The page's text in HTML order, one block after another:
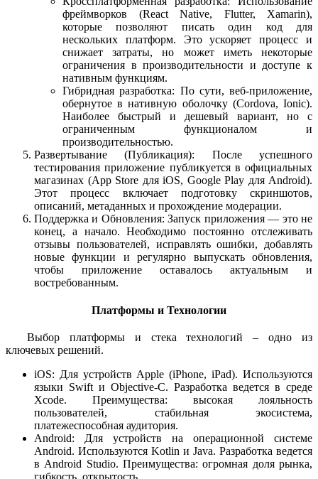
фреймворков (React Native, Flutter, Xamarin),
которые позволяют писать один код для
нескольких платформ. Это ускоряет процесс и
снижает затраты, но может иметь некоторые
ограничения в производительности и доступе к
нативным функциям.
Гибридная разработка: По сути, веб-приложение,
обернутое в нативную оболочку (Cordova, Ionic).
Наиболее быстрый и дешевый вариант, но с
ограниченным функционалом и
производительностью.
Развертывание (Публикация): После успешного
тестирования приложение публикуется в официальных
магазинах (App Store для iOS, Google Play для Android).
Этот процесс включает подготовку скриншотов,
описаний, метаданных и прохождение модерации.
Поддержка и Обновления: Запуск приложения — это не
конец, а начало. Необходимо постоянно отслеживать
отзывы пользователей, исправлять ошибки, добавлять
новые функции и регулярно выпускать обновления,
чтобы приложение оставалось актуальным и
востребованным.
Платформы и Технологии
Выбор платформы и стека технологий – одно из
ключевых решений.
iOS: Для устройств Apple (iPhone, iPad). Используются
языки Swift и Objective-C. Разработка ведется в среде
Xcode. Преимущества: высокая лояльность
пользователей, стабильная экосистема,
платежеспособная аудитория.
Android: Для устройств на операционной системе
Android. Используются Kotlin и Java. Разработка ведется
в Android Studio. Преимущества: огромная доля рынка,